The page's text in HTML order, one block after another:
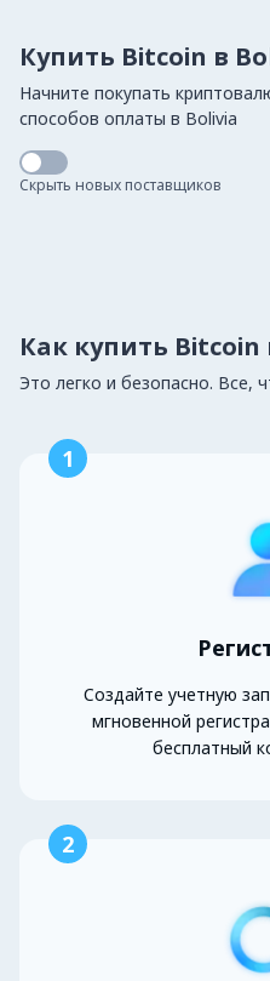
Купить Bitcoin в
Начните покупать
способов оплаты в Bolivia
Скрыть новых поставщиков
Как купить Bitcoin
Это легко и безопасно. Все,
1
Создайте учетную
мгновенной
бесплатный
2